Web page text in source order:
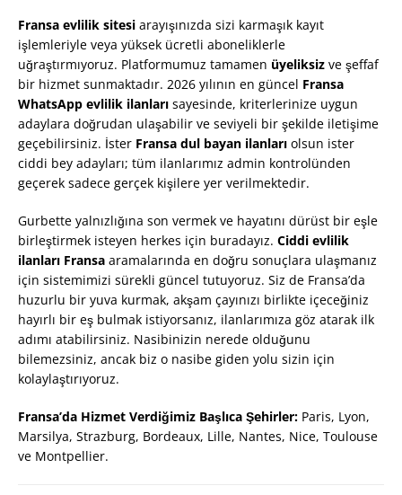
Fransa evlilik sitesi arayışınızda sizi karmaşık kayıt
işlemleriyle veya yüksek ücretli aboneliklerle
uğraştırmıyoruz. Platformumuz tamamen üyeliksiz ve şeffaf
bir hizmet sunmaktadır. 2026 yılının en güncel Fransa
WhatsApp evlilik ilanları sayesinde, kriterlerinize uygun
adaylara doğrudan ulaşabilir ve seviyeli bir şekilde iletişime
geçebilirsiniz. İster Fransa dul bayan ilanları olsun ister
ciddi bey adayları; tüm ilanlarımız admin kontrolünden
geçerek sadece gerçek kişilere yer verilmektedir.
Gurbette yalnızlığına son vermek ve hayatını dürüst bir eşle
birleştirmek isteyen herkes için buradayız. Ciddi evlilik
ilanları Fransa aramalarında en doğru sonuçlara ulaşmanız
için sistemimizi sürekli güncel tutuyoruz. Siz de Fransa’da
huzurlu bir yuva kurmak, akşam çayınızı birlikte içeceğiniz
hayırlı bir eş bulmak istiyorsanız, ilanlarımıza göz atarak ilk
adımı atabilirsiniz. Nasibinizin nerede olduğunu
bilemezsiniz, ancak biz o nasibe giden yolu sizin için
kolaylaştırıyoruz.
Fransa’da Hizmet Verdiğimiz Başlıca Şehirler: Paris, Lyon,
Marsilya, Strazburg, Bordeaux, Lille, Nantes, Nice, Toulouse
ve Montpellier.